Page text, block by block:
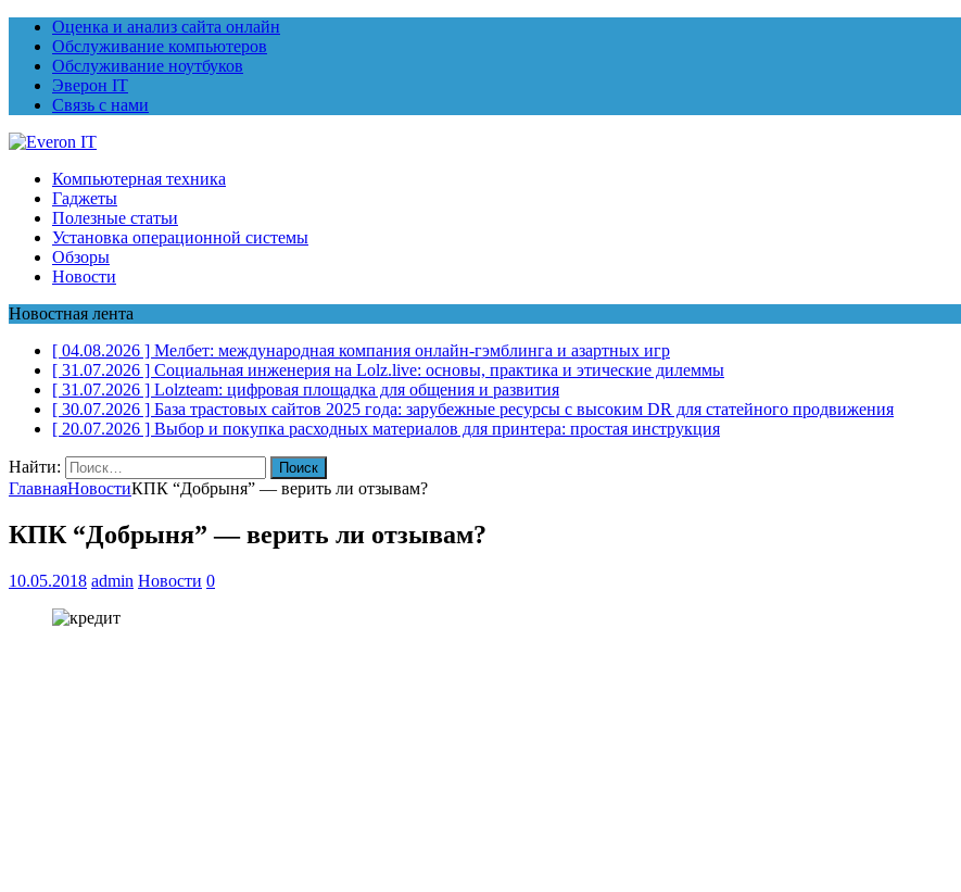
Оценка и анализ сайта онлайн
Обслуживание компьютеров
Обслуживание ноутбуков
Эверон IT
Связь с нами
Компьютерная техника
Гаджеты
Полезные статьи
Установка операционной системы
Обзоры
Новости
Новостная лента
[ 04.08.2026 ] Мелбет: международная компания онлайн-гэмблинга и азартных игр
[ 31.07.2026 ] Социальная инженерия на Lolz.live: основы, практика и этические дилеммы
[ 31.07.2026 ] Lolzteam: цифровая площадка для общения и развития
[ 30.07.2026 ] База трастовых сайтов 2025 года: зарубежные ресурсы с высоким DR для статейного продвижения
[ 20.07.2026 ] Выбор и покупка расходных материалов для принтера: простая инструкция
Найти:
ГлавнаяНовостиКПК “Добрыня” — верить ли отзывам?
КПК “Добрыня” — верить ли отзывам?
10.05.2018 admin Новости 0